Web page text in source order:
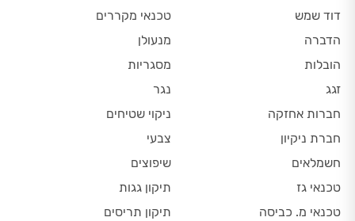
דוד שמש
הדברה
הובלות
זגג
חברות אחזקה
חברת ניקיון
חשמלאים
טכנאי גז
טכנאי מ. כביסה
טכנאי מקררים
מנעולן
מסגריות
נגר
ניקוי שטיחים
צבעי
שיפוצים
תיקון גגות
תיקון תריסים